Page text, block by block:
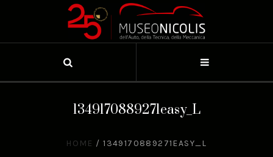
1349170889271easy_L
HOME / 1349170889271EASY_L